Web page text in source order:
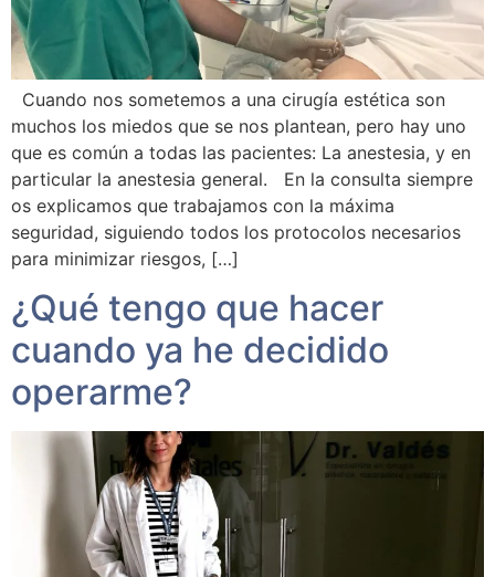
Cuando nos sometemos a una cirugía estética son
muchos los miedos que se nos plantean, pero hay uno
que es común a todas las pacientes: La anestesia, y en
particular la anestesia general. En la consulta siempre
os explicamos que trabajamos con la máxima
seguridad, siguiendo todos los protocolos necesarios
para minimizar riesgos, […]
¿Qué tengo que hacer
cuando ya he decidido
operarme?